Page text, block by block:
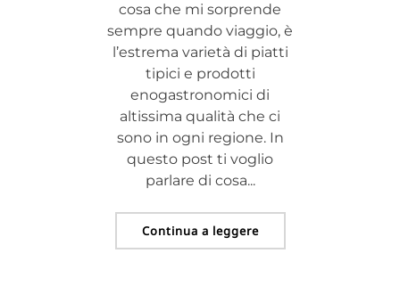
cosa che mi sorprende
sempre quando viaggio, è
l’estrema varietà di piatti
tipici e prodotti
enogastronomici di
altissima qualità che ci
sono in ogni regione. In
questo post ti voglio
parlare di cosa...
Continua a leggere